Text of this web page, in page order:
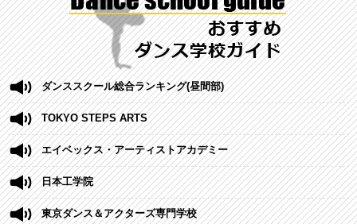
ダンススクール総合ランキング(昼間部)
TOKYO STEPS ARTS
エイベックス・アーティストアカデミー
日本工学院
東京ダンス＆アクターズ専門学校